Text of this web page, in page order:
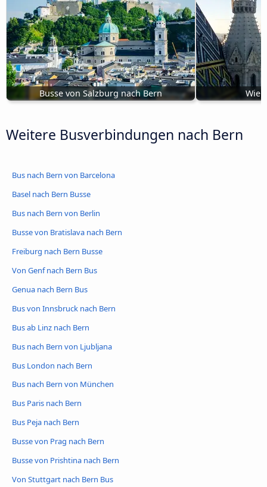
Busse von Salzburg nach Bern
Weitere Busverbindungen nach Bern
Bus nach Bern von Barcelona
Basel nach Bern Busse
Bus nach Bern von Berlin
Busse von Bratislava nach Bern
Freiburg nach Bern Busse
Von Genf nach Bern Bus
Genua nach Bern Bus
Bus von Innsbruck nach Bern
Bus ab Linz nach Bern
Bus nach Bern von Ljubljana
Bus London nach Bern
Bus nach Bern von München
Bus Paris nach Bern
Bus Peja nach Bern
Busse von Prag nach Bern
Busse von Prishtina nach Bern
Von Stuttgart nach Bern Bus